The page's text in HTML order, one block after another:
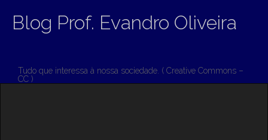
Blog Prof. Evandro Oliveira
Tudo que interessa à nossa sociedade. ( Creative Commons –
CC )